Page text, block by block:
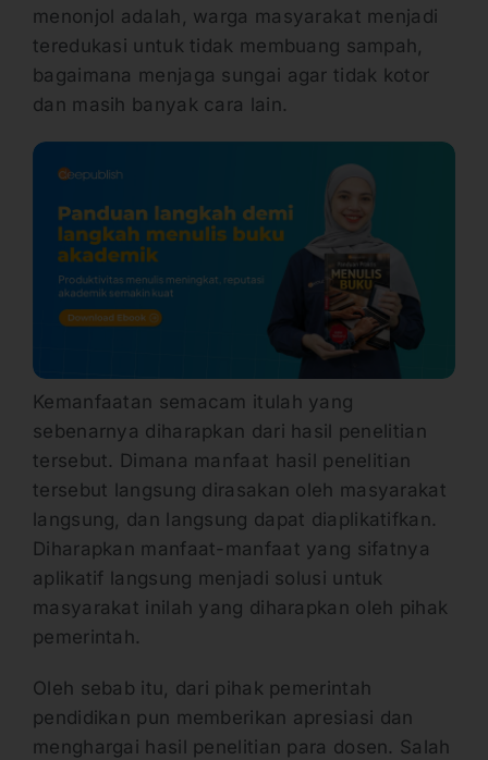
menonjol adalah, warga masyarakat menjadi
teredukasi untuk tidak membuang sampah,
bagaimana menjaga sungai agar tidak kotor
dan masih banyak cara lain.
Kemanfaatan semacam itulah yang
sebenarnya diharapkan dari hasil penelitian
tersebut. Dimana manfaat hasil penelitian
tersebut langsung dirasakan oleh masyarakat
langsung, dan langsung dapat diaplikatifkan.
Diharapkan manfaat-manfaat yang sifatnya
aplikatif langsung menjadi solusi untuk
masyarakat inilah yang diharapkan oleh pihak
pemerintah.
Oleh sebab itu, dari pihak pemerintah
pendidikan pun memberikan apresiasi dan
menghargai hasil penelitian para dosen. Salah